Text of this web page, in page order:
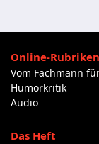
Online-Rubriken
Vom Fachmann
Humorkritik
Audio
Das Heft